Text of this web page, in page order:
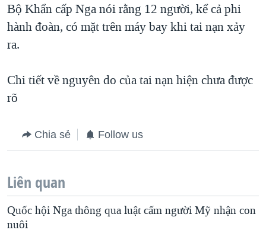
BÊN KIA QUỐC LỘ: TIẾNG VỌNG TỪ NÔNG THÔN MỸ
Bộ Khẩn cấp Nga nói rằng 12 người, kể cả phi
hành đoàn, có mặt trên máy bay khi tai nạn xảy
ra.
Chi tiết về nguyên do của tai nạn hiện chưa được
rõ
Chia sẻ Follow us
Liên quan
Quốc hội Nga thông qua luật cấm người Mỹ nhận con
nuôi